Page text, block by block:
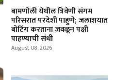
बामणोली येथील त्रिवेणी संगम
परिसरात परदेशी पाहुणे; जलाशयात
बोटिंग करताना जवळून पक्षी
पाहण्याची संधी
August 08, 2026